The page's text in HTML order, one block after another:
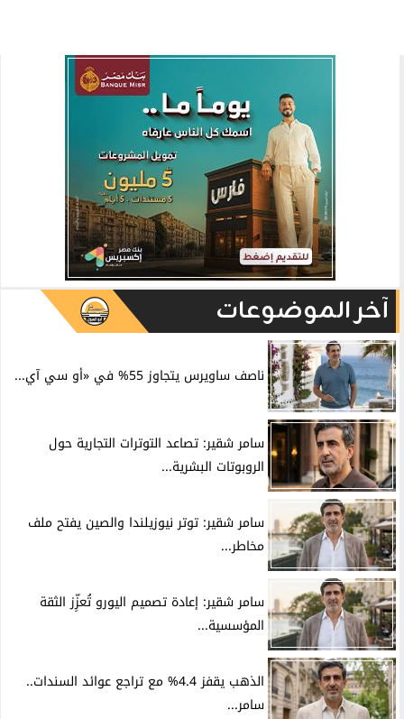
آخر الموضوعات
ناصف ساويرس يتجاوز 55% في «أو سي آي...
سامر شقير: تصاعد التوترات التجارية حول
الروبوتات البشرية...
سامر شقير: توتر نيوزيلندا والصين يفتح ملف
مخاطر...
سامر شقير: إعادة تصميم اليورو تُعزِّز الثقة
المؤسسية...
الذهب يقفز 4.4% مع تراجع عوائد السندات..
سامر...